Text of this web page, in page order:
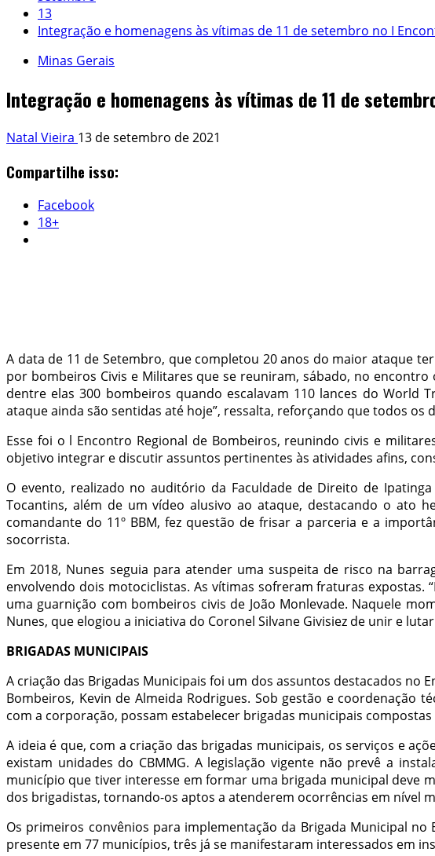
13
Integração e homenagens às vítimas de 11 de setembro no I
Minas Gerais
Integração e homenagens às vítimas de 11 de
Natal Vieira 13 de setembro de 2021
Compartilhe isso:
Facebook
18+
A data de 11 de Setembro, que completou 20 anos do maior ataque
por bombeiros Civis e Militares que se reuniram, sábado, no
dentre elas 300 bombeiros quando escalavam 110 lances do World
ataque ainda são sentidas até hoje”, ressalta, reforçando que todos
Esse foi o l Encontro Regional de Bombeiros, reunindo civis e
objetivo integrar e discutir assuntos pertinentes às atividades afins,
O evento, realizado no auditório da Faculdade de Direito de
Tocantins, além de um vídeo alusivo ao ataque, destacando o ato
comandante do 11º BBM, fez questão de frisar a parceria e a
socorrista.
Em 2018, Nunes seguia para atender uma suspeita de risco na
envolvendo dois motociclistas. As vítimas sofreram fraturas expostas.
uma guarnição com bombeiros civis de João Monlevade. Naquele
Nunes, que elogiou a iniciativa do Coronel Silvane Givisiez de unir e
BRIGADAS MUNICIPAIS
A criação das Brigadas Municipais foi um dos assuntos destacados no
Bombeiros, Kevin de Almeida Rodrigues. Sob gestão e coordenação
com a corporação, possam estabelecer brigadas municipais
A ideia é que, com a criação das brigadas municipais, os serviços e
existam unidades do CBMMG. A legislação vigente não prevê a
município que tiver interesse em formar uma brigada municipal deve
dos brigadistas, tornando-os aptos a atenderem ocorrências em nível
Os primeiros convênios para implementação da Brigada Municipal
presente em 77 municípios, três já se manifestaram interessados em